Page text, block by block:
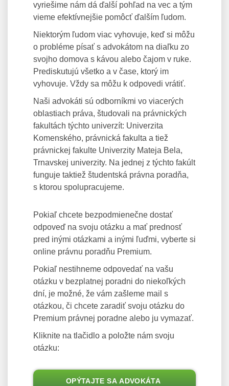
vyriešime nám dá ďalší pohľad na vec a tým
vieme efektívnejšie pomôcť ďalším ľudom.
Niektorým ľudom viac vyhovuje, keď si môžu
o probléme písať s advokátom na diaľku zo
svojho domova s kávou alebo čajom v ruke.
Prediskutujú všetko a v čase, ktorý im
vyhovuje. Vždy sa môžu k odpovedi vrátiť.
Naši advokáti sú odborníkmi vo viacerých
oblastiach práva, študovali na právnických
fakultách týchto univerzít: Univerzita
Komenského, právnická fakulta a tiež
právnickej fakulte Univerzity Mateja Bela,
Trnavskej univerzity. Na jednej z týchto fakúlt
funguje taktiež študentská právna poradňa,
s ktorou spolupracujeme.
Pokiaľ chcete bezpodmienečne dostať
odpoveď na svoju otázku a mať prednosť
pred inými otázkami a inými ľuďmi, vyberte si
online právnu poradňu Premium.
Pokiaľ nestihneme odpovedať na vašu
otázku v bezplatnej poradni do niekoľkých
dní, je možné, že vám zašleme mail s
otázkou, či chcete zaradiť svoju otázku do
Premium právnej poradne alebo ju vymazať.
Kliknite na tlačidlo a položte nám svoju
otázku:
OPÝTAJTE SA ADVOKÁTA